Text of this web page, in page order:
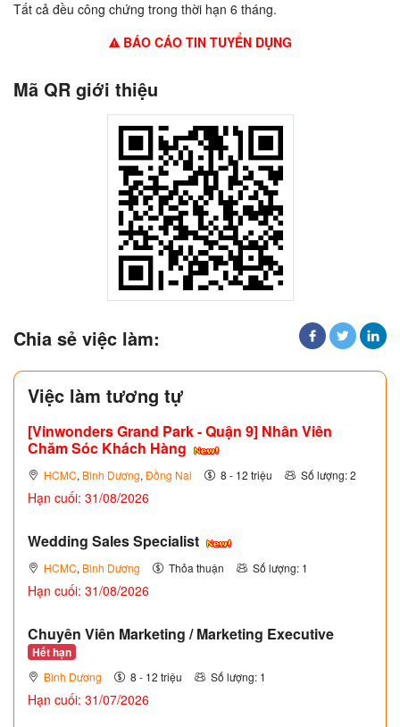
Tất cả đều công chứng trong thời hạn 6 tháng.
BÁO CÁO TIN TUYỂN DỤNG
Mã QR giới thiệu
Chia sẻ việc làm:
Việc làm tương tự
[Vinwonders Grand Park - Quận 9] Nhân Viên
Chăm Sóc Khách Hàng
HCMC, Bình Dương, Đồng Nai 8 - 12 triệu Số lượng: 2
Hạn cuối: 31/08/2026
Wedding Sales Specialist
HCMC, Bình Dương Thỏa thuận Số lượng: 1
Hạn cuối: 31/08/2026
Chuyên Viên Marketing / Marketing Executive
Hết hạn
Bình Dương 8 - 12 triệu Số lượng: 1
Hạn cuối: 31/07/2026